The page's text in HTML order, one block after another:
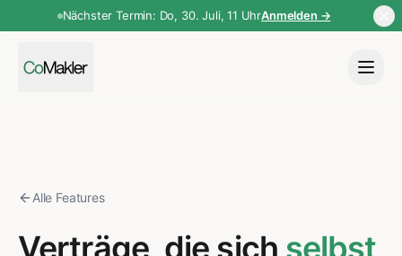
Nächster Termin: Do, 30. Juli, 11 UhrAnmelden →
Alle Features
Verträge, die sich selbst